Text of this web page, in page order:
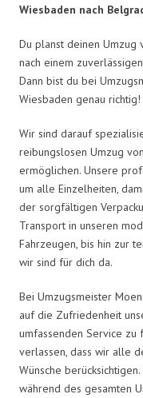
Wiesbaden nach
Du planst deinen Umzug
nach einem
Dann bist du bei
Wiesbaden genau richtig!
Wir sind darauf
reibungslosen Umzug
ermöglichen. Unsere
um alle Einzelheiten,
der sorgfältigen
Transport in unseren
Fahrzeugen, bis hin zur
wir sind für dich da.
Bei Umzugsmeister
auf die Zufriedenheit
umfassenden Service zu
verlassen, dass wir alle
Wünsche
während des gesamten